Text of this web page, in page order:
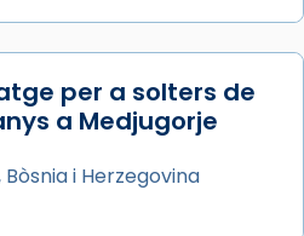
juliol, ha tingut lloc la
en agraïment al
de la visita apostòlica
a Barcelona, i als
de Barcelona.
per a solters de
a Medjugorje
i Herzegovina